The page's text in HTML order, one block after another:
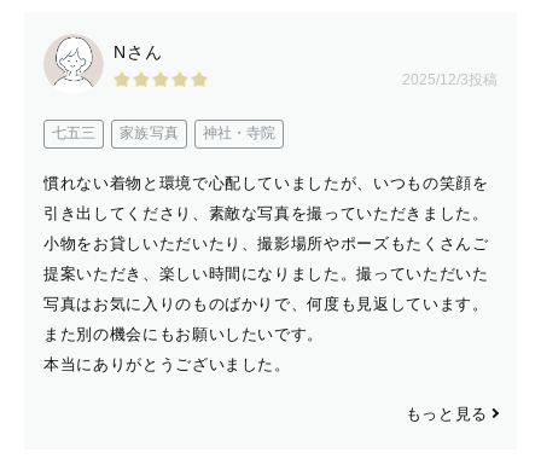
プレミアムポージング対応可能です✨
下記のポージングをご希望の方は追加オプション(税込
･ポテトサック
･かごうつ伏せ（チンオンハンズ）
･布背景うつ伏せ（チンオンハンズ）
また、上記オプションを希望されなくとも、
・はだかんぼポーズ（布/シフォン/黒背景の上で）も希望
・生花との撮影を希望（生花のご用意はお客様でお願いし
Nさん
2025/12/3投稿
七五三 家族写真 神社・寺院
慣れない着物と環境で心配していましたが、いつもの笑顔を
引き出してくださり、素敵な写真を撮っていただきました。
小物をお貸しいただいたり、撮影場所やポーズもたくさんご
提案いただき、楽しい時間になりました。撮っていただいた
写真はお気に入りのものばかりで、何度も見返しています。
また別の機会にもお願いしたいです。
本当にありがとうございました。
もっと見る